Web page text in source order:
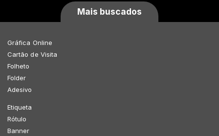
Mais buscados
Gráfica Online
Cartão de Visita
Folheto
Folder
Adesivo
Etiqueta
Rótulo
Banner